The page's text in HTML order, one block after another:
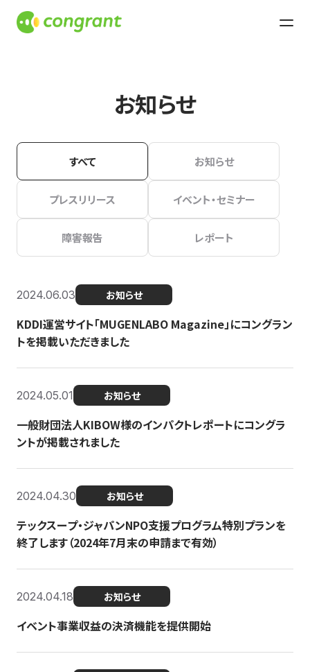
お知らせ
すべて お知らせ
プレスリリース イベント・セミナー
障害報告 レポート
2024.06.03 お知らせ
KDDI運営サイト「MUGENLABO Magazine」にコングラン
トを掲載いただきました
2024.05.01 お知らせ
一般財団法人KIBOW様のインパクトレポートにコングラ
ントが掲載されました
2024.04.30 お知らせ
テックスープ・ジャパンNPO支援プログラム特別プランを
終了します（2024年7月末の申請まで有効）
2024.04.18 お知らせ
イベント事業収益の決済機能を提供開始